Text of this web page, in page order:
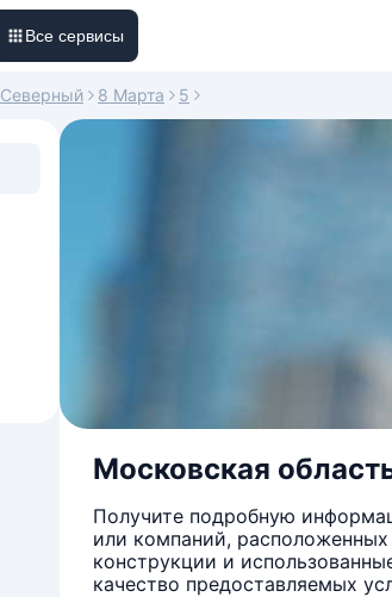
Все сервисы
Северный 8 Марта 5
Московская
Получите подробную
или компаний,
конструкции и
качество предоставляемых